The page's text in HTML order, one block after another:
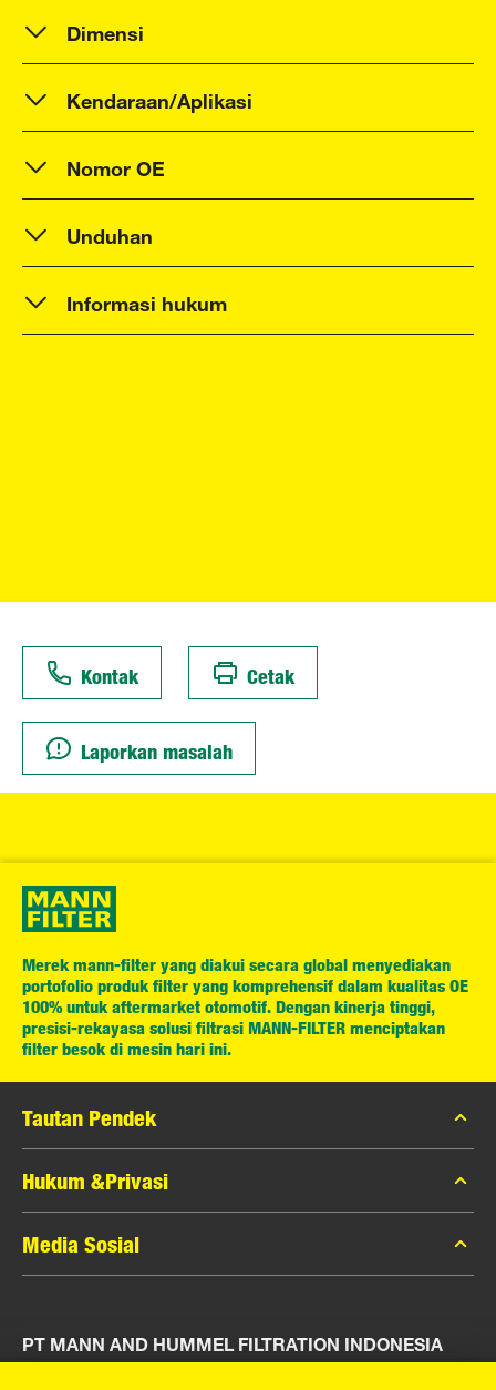
Dimensi
Kendaraan/Aplikasi
Nomor OE
Unduhan
Informasi hukum
Kontak Cetak
Laporkan masalah
Merek mann-filter yang diakui secara global menyediakan
portofolio produk filter yang komprehensif dalam kualitas OE
100% untuk aftermarket otomotif. Dengan kinerja tinggi,
presisi-rekayasa solusi filtrasi MANN-FILTER menciptakan
filter besok di mesin hari ini.
Tautan Pendek
Katalog MANN-FILTER
Pencari MANN-FILTER
Peras
Hukum &Privasi
Privasi Data
Pemberitahuan Hukum
Media Sosial
Instagram
PT MANN AND HUMMEL FILTRATION INDONESIA